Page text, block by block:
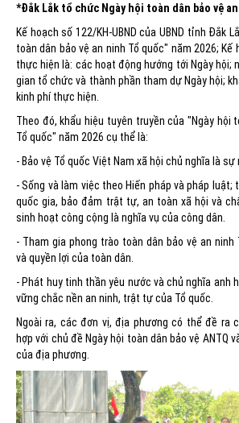
*Đắk Lắk tổ chức Ngày hội toàn dân bảo vệ
Kế hoạch số 122/KH-UBND của UBND tỉnh Đắk
toàn dân bảo vệ an ninh Tổ quốc" năm 2026; Kế
thực hiện là: các hoạt động hướng tới Ngày hội;
gian tổ chức và thành phần tham dự Ngày hội;
kinh phí thực hiện.
Theo đó, khẩu hiệu tuyên truyền của "Ngày hội
Tổ quốc" năm 2026 cụ thể là:
- Bảo vệ Tổ quốc Việt Nam xã hội chủ nghĩa là sự
- Sống và làm việc theo Hiến pháp và pháp luật;
quốc gia, bảo đảm trật tự, an toàn xã hội và
sinh hoạt công cộng là nghĩa vụ của công dân.
- Tham gia phong trào toàn dân bảo vệ an
và quyền lợi của toàn dân.
- Phát huy tinh thần yêu nước và chủ nghĩa anh
vững chắc nền an ninh, trật tự của Tổ quốc.
Ngoài ra, các đơn vị, địa phương có thể đề ra
hợp với chủ đề Ngày hội toàn dân bảo vệ ANTQ
của địa phương.